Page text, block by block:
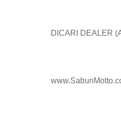
DICARI DEALER